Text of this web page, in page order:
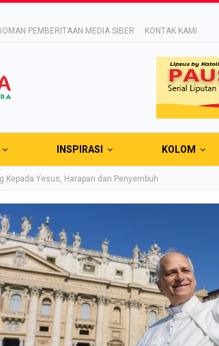
PEMBERITAAN MEDIA SIBER KONTAK KAMI
INSPIRASI KOLOM
Kepada Yesus, Harapan dan Penyembuh